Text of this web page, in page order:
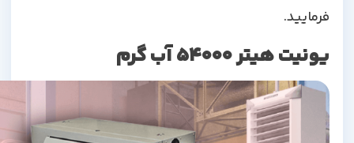
فرمایید.
یونیت هیتر 54000 آب گرم